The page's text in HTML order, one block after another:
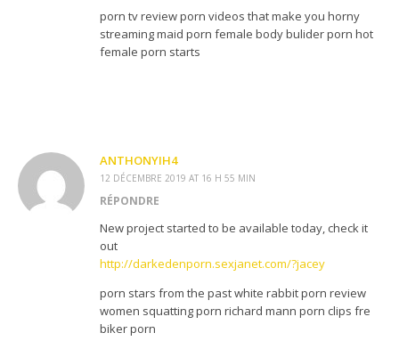
porn tv review porn videos that make you horny
streaming maid porn female body bulider porn hot
female porn starts
ANTHONYIH4
12 DÉCEMBRE 2019 AT 16 H 55 MIN
RÉPONDRE
New project started to be available today, check it
out
http://darkedenporn.sexjanet.com/?jacey
porn stars from the past white rabbit porn review
women squatting porn richard mann porn clips fre
biker porn